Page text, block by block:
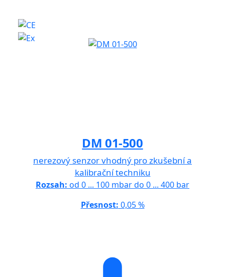
DM 01-500
nerezový senzor vhodný pro zkušební a
kalibrační techniku
Rozsah: od 0 ... 100 mbar do 0 ... 400 bar
Přesnost: 0,05 %